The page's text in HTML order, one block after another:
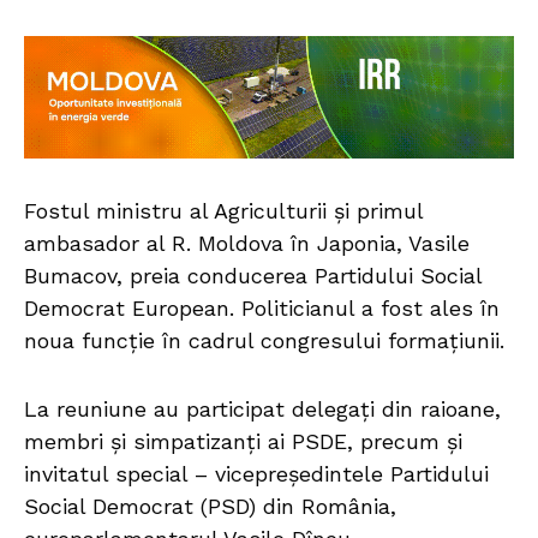
Fostul ministru al Agriculturii și primul
ambasador al R. Moldova în Japonia, Vasile
Bumacov, preia conducerea Partidului Social
Democrat European. Politicianul a fost ales în
noua funcție în cadrul congresului formațiunii.
La reuniune au participat delegați din raioane,
membri și simpatizanți ai PSDE, precum și
invitatul special – vicepreședintele Partidului
Social Democrat (PSD) din România,